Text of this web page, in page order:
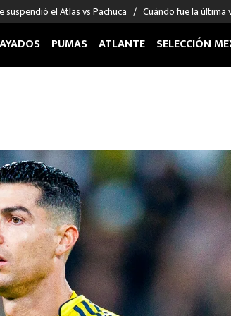
suspendió el Atlas vs Pachuca Cuándo fue la última
Giménez
Sergio Ramos
Giorgos Giakoumakis
André Jardine
PUMAS ATLANTE SELECCIÓN